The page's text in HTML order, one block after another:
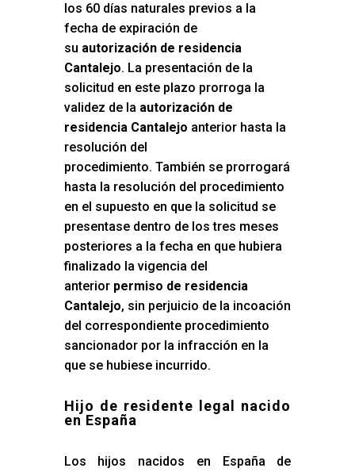
los 60 días naturales previos a la
fecha de expiración de
su autorización de residencia
Cantalejo. La presentación de la
solicitud en este plazo prorroga la
validez de la autorización de
residencia Cantalejo anterior hasta la
resolución del
procedimiento. También se prorrogará
hasta la resolución del procedimiento
en el supuesto en que la solicitud se
presentase dentro de los tres meses
posteriores a la fecha en que hubiera
finalizado la vigencia del
anterior permiso de residencia
Cantalejo, sin perjuicio de la incoación
del correspondiente procedimiento
sancionador por la infracción en la
que se hubiese incurrido.
Hijo de residente legal nacido
en España
Los hijos nacidos en España de